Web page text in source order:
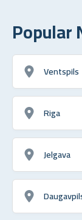
Popular
Ventspils
Riga
Jelgava